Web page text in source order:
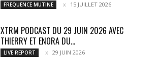
FREQUENCE MUTINE 15 JUILLET 2026
XTRM PODCAST DU 29 JUIN 2026 AVEC
THIERRY ET ENORA DU...
LIVE REPORT 29 JUIN 2026